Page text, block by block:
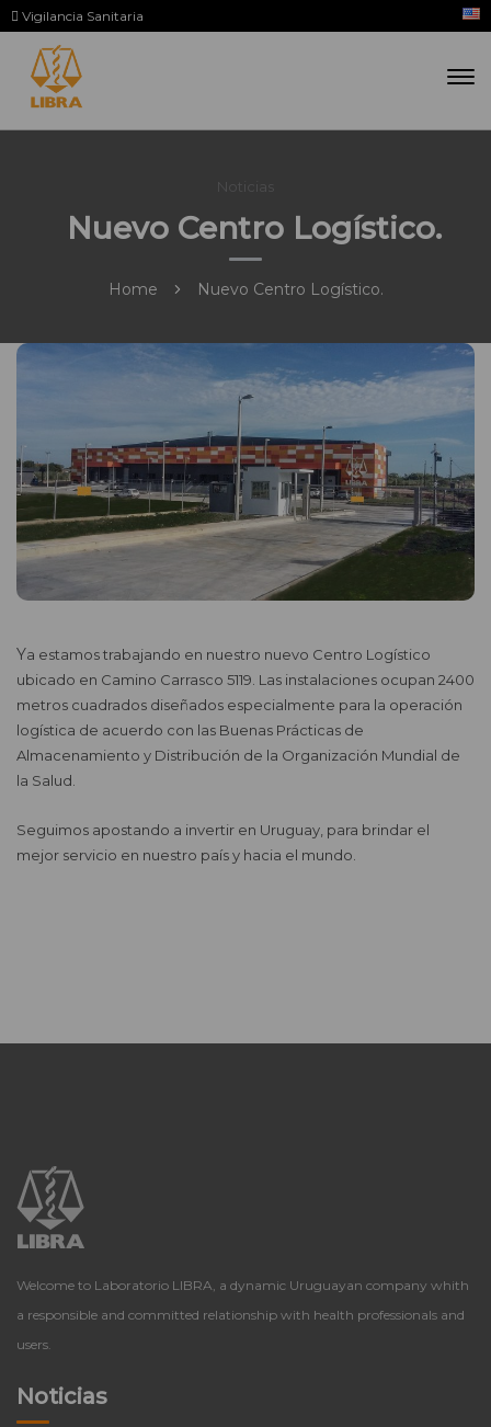
Vigilancia Sanitaria
Noticias
Nuevo Centro Logístico.
Home Nuevo Centro Logístico.
Ya estamos trabajando en nuestro nuevo Centro Logístico
ubicado en Camino Carrasco 5119. Las instalaciones ocupan 2400
metros cuadrados diseñados especialmente para la operación
logística de acuerdo con las Buenas Prácticas de
Almacenamiento y Distribución de la Organización Mundial de
la Salud.
Seguimos apostando a invertir en Uruguay, para brindar el
mejor servicio en nuestro país y hacia el mundo.
Welcome to Laboratorio LIBRA, a dynamic Uruguayan company whith
a responsible and committed relationship with health professionals and
users.
Noticias